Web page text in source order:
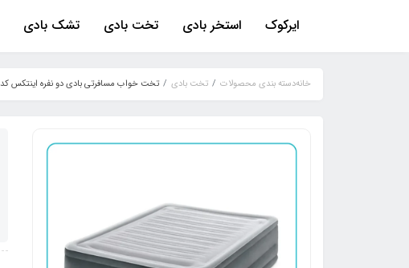
ایرکوک استخر بادی تخت بادی تشک بادی
خانهدسته بندی محصولات تخت بادی تخت خواب مسافرتی بادی دو نفره اینتکس کد 64418 تولید 2024